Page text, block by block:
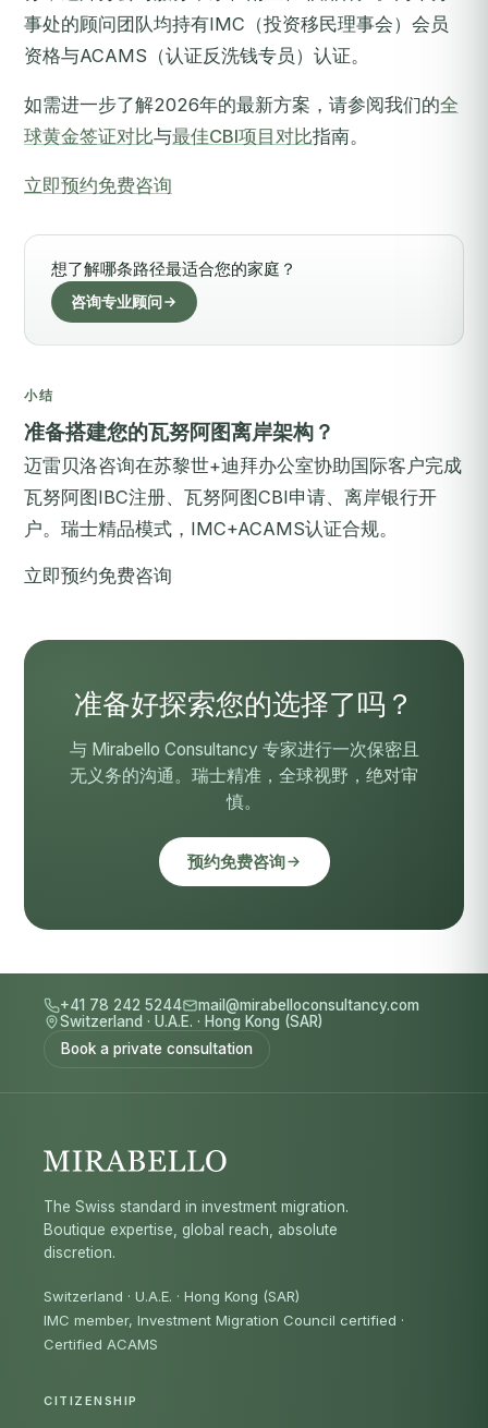
事处的顾问团队均持有IMC（投资移民理事会）会员
资格与ACAMS（认证反洗钱专员）认证。
如需进一步了解2026年的最新方案，请参阅我们的全
球黄金签证对比与最佳CBI项目对比指南。
立即预约免费咨询
想了解哪条路径最适合您的家庭？
咨询专业顾问
小结
准备搭建您的瓦努阿图离岸架构？
迈雷贝洛咨询在苏黎世+迪拜办公室协助国际客户完成
瓦努阿图IBC注册、瓦努阿图CBI申请、离岸银行开
户。瑞士精品模式，IMC+ACAMS认证合规。
立即预约免费咨询
准备好探索您的选择了吗？
与 Mirabello Consultancy 专家进行一次保密且
无义务的沟通。瑞士精准，全球视野，绝对审
慎。
预约免费咨询
+41 78 242 5244
mail@mirabelloconsultancy.com
Switzerland · U.A.E. · Hong Kong (SAR)
Book a private consultation
The Swiss standard in investment migration.
Boutique expertise, global reach, absolute
discretion.
Switzerland · U.A.E. · Hong Kong (SAR)
IMC member, Investment Migration Council certified ·
Certified ACAMS
CITIZENSHIP